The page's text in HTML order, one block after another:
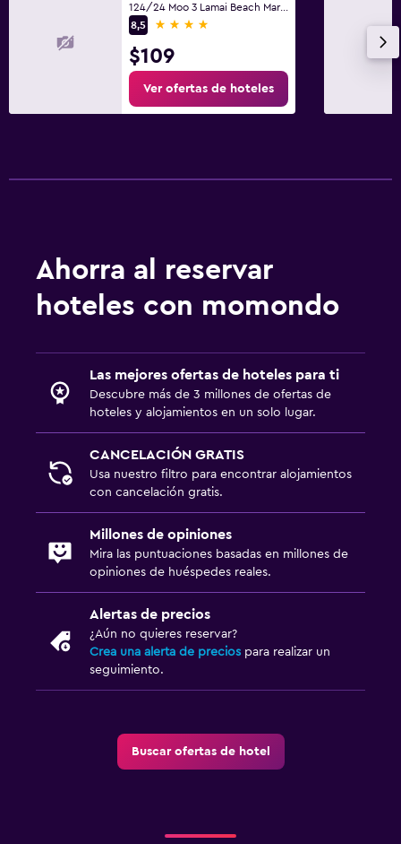
124/24 Moo 3 Lamai Beach Maret, Ko Samui
8,5
4 estrellas
$109
Ver ofertas de hoteles
Ahorra al reservar
hoteles con momondo
Las mejores ofertas de hoteles para ti
Descubre más de 3 millones de ofertas de
hoteles y alojamientos en un solo lugar.
CANCELACIÓN GRATIS
Usa nuestro filtro para encontrar alojamientos
con cancelación gratis.
Millones de opiniones
Mira las puntuaciones basadas en millones de
opiniones de huéspedes reales.
Alertas de precios
¿Aún no quieres reservar?
Crea una alerta de precios para realizar un
seguimiento.
Buscar ofertas de hotel